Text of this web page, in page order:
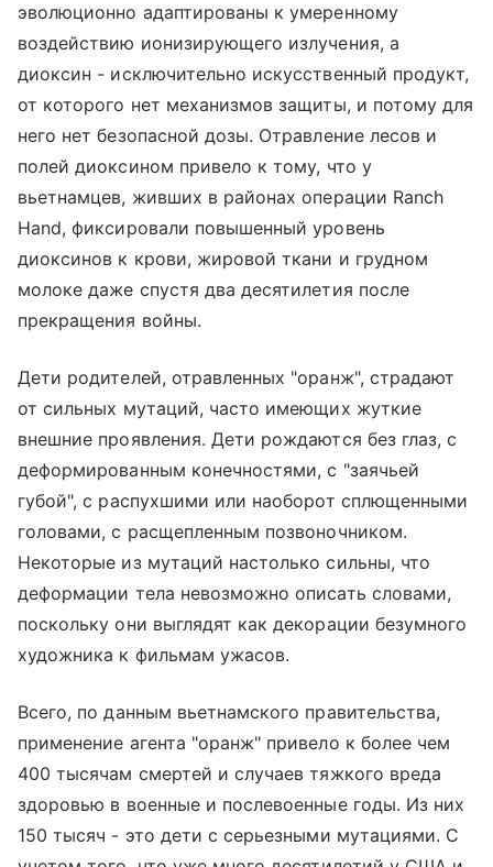
эволюционно адаптированы к умеренному
воздействию ионизирующего излучения, а
диоксин - исключительно искусственный продукт,
от которого нет механизмов защиты, и потому для
него нет безопасной дозы. Отравление лесов и
полей диоксином привело к тому, что у
вьетнамцев, живших в районах операции Ranch
Hand, фиксировали повышенный уровень
диоксинов к крови, жировой ткани и грудном
молоке даже спустя два десятилетия после
прекращения войны.
Дети родителей, отравленных "оранж", страдают
от сильных мутаций, часто имеющих жуткие
внешние проявления. Дети рождаются без глаз, с
деформированным конечностями, с "заячьей
губой", с распухшими или наоборот сплющенными
головами, с расщепленным позвоночником.
Некоторые из мутаций настолько сильны, что
деформации тела невозможно описать словами,
поскольку они выглядят как декорации безумного
художника к фильмам ужасов.
Всего, по данным вьетнамского правительства,
применение агента "оранж" привело к более чем
400 тысячам смертей и случаев тяжкого вреда
здоровью в военные и послевоенные годы. Из них
150 тысяч - это дети с серьезными мутациями. С